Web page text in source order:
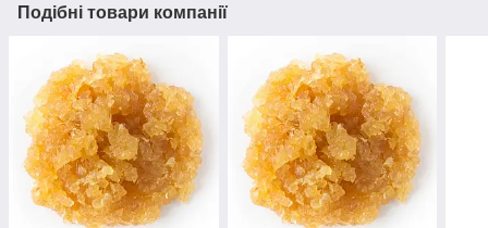
Подібні товари компанії